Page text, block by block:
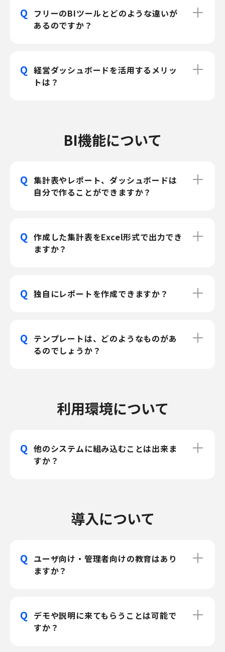
Q
フリーのBIツールとどのような違いが
あるのですか？
Q 経営ダッシュボードを活用するメリッ
トは？
BI機能について
Q 集計表やレポート、ダッシュボードは
自分で作ることができますか？
Q 作成した集計表をExcel形式で出力でき
ますか？
Q 独自にレポートを作成できますか？
Q テンプレートは、どのようなものがあ
るのでしょうか？
利用環境について
Q 他のシステムに組み込むことは出来ま
すか？
導入について
Q ユーザ向け・管理者向けの教育はあり
ますか？
Q デモや説明に来てもらうことは可能で
すか？